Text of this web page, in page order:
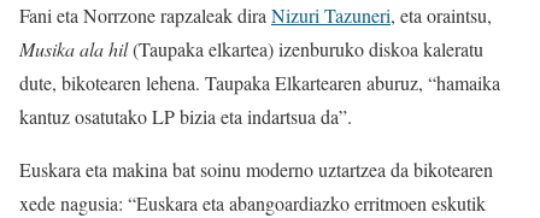
Fani eta Norrzone rapzaleak diraNizuri Tazuneri, eta oraintsu,
Musika ala hil(Taupaka elkartea) izenburuko diskoa kaleratu
dute, bikotearen lehena. Taupaka Elkartearen aburuz, “hamaika
kantuz osatutako LP bizia eta indartsua da”.
Euskara eta makina bat soinu moderno uztartzea da bikotearen
xede nagusia: “Euskara eta abangoardiazko erritmoen eskutik